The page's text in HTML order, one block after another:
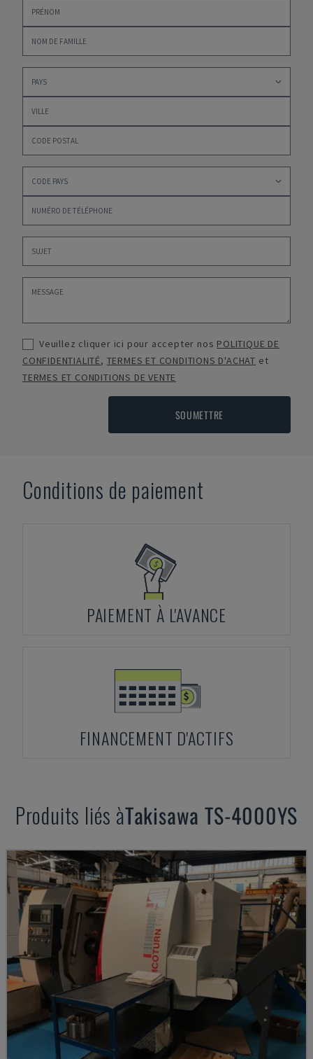
Veuillez cliquer ici pour accepter nos POLITIQUE DE
CONFIDENTIALITÉ, TERMES ET CONDITIONS D'ACHAT et
TERMES ET CONDITIONS DE VENTE
SOUMETTRE
Conditions de paiement
PAIEMENT À L'AVANCE
FINANCEMENT D'ACTIFS
Produits liés àTakisawa TS-4000YS